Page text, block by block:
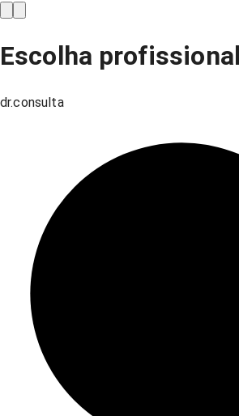
Escolha
dr.consulta